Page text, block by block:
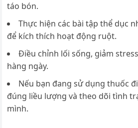
táo bón.
Thực hiện các bài tập thể dục
để kích thích hoạt động ruột.
Điều chỉnh lối sống, giảm
hàng ngày.
Nếu bạn đang sử dụng thuốc
đúng liều lượng và theo dõi tình
mình.